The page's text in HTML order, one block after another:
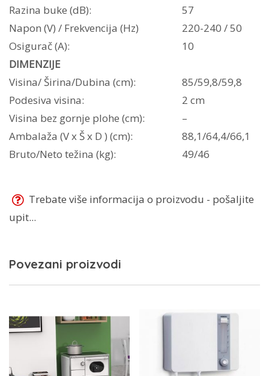
Razina buke (dB):
57
Napon (V) / Frekvencija (Hz)
220-240 / 50
Osigurač (A):
10
DIMENZIJE
Visina/ Širina/Dubina (cm):
85/59,8/59,8
Podesiva visina:
2 cm
Visina bez gornje plohe (cm):
–
Ambalaža (V x Š x D ) (cm):
88,1/64,4/66,1
Bruto/Neto težina (kg):
49/46
Trebate više informacija o proizvodu - pošaljite
upit...
Povezani proizvodi